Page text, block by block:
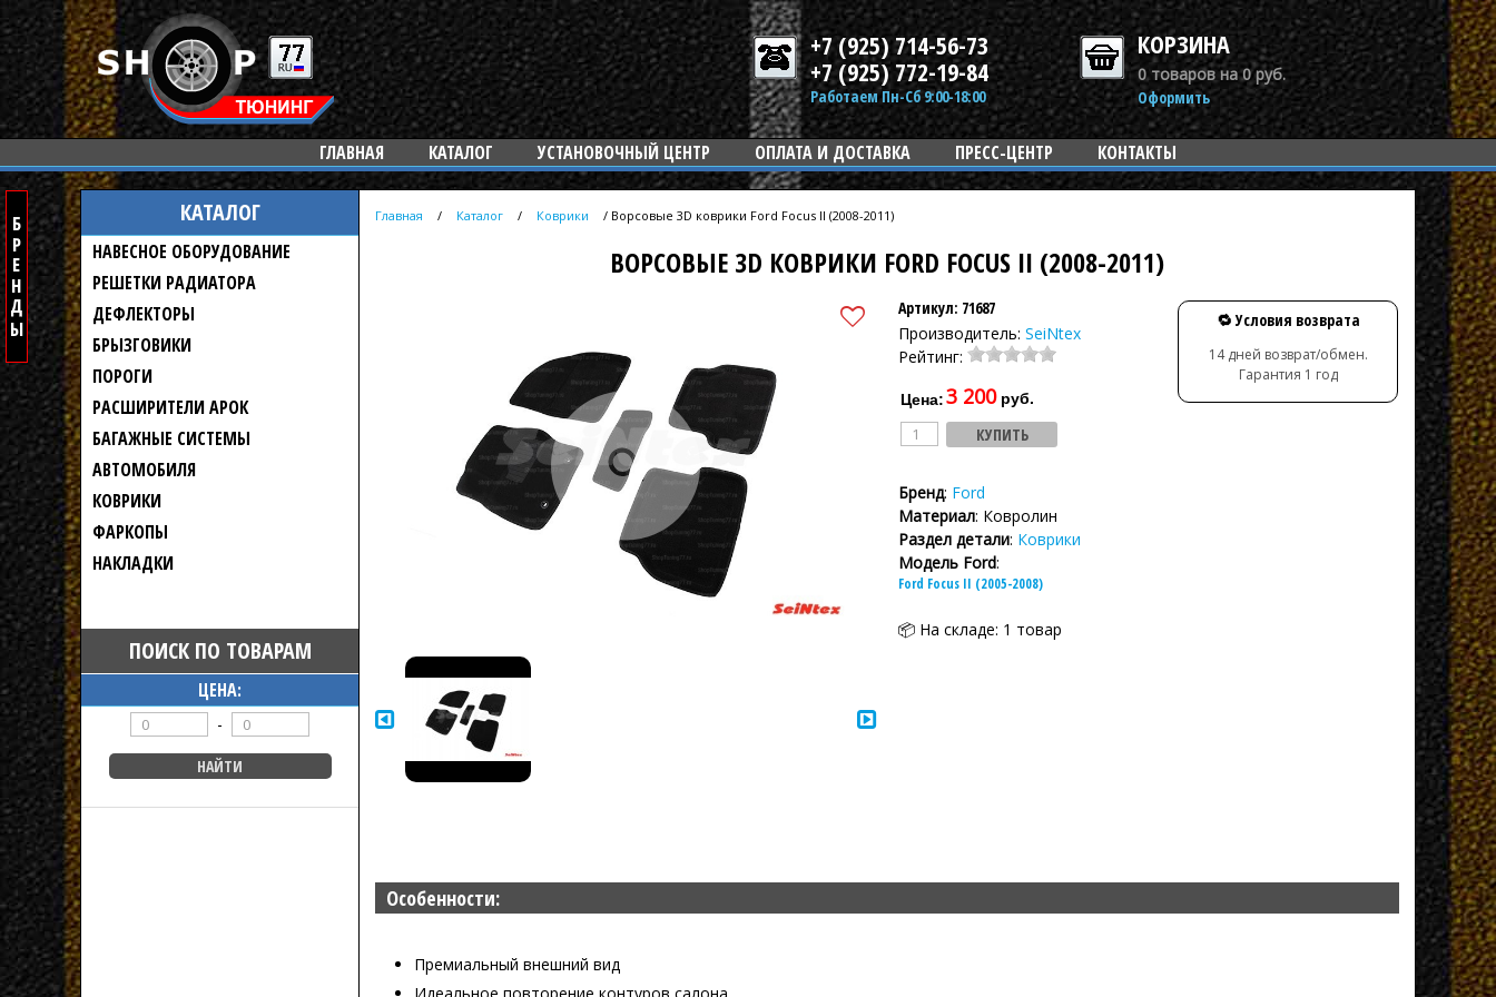
+7 (925) 714-56-73
+7 (925) 772-19-84
Работаем Пн-Сб 9:00-18:00
КОРЗИНА
0 товаров на 0 руб.
Оформить
ГЛАВНАЯ КАТАЛОГ УСТАНОВОЧНЫЙ ЦЕНТР ОПЛАТА И ДОСТАВКА ПРЕСС-ЦЕНТР КОНТАКТЫ
КАТАЛОГ
НАВЕСНОЕ ОБОРУДОВАНИЕ
РЕШЕТКИ РАДИАТОРА
ДЕФЛЕКТОРЫ
БРЫЗГОВИКИ
ПОРОГИ
РАСШИРИТЕЛИ АРОК
БАГАЖНЫЕ СИСТЕМЫ
АВТОМОБИЛЯ
КОВРИКИ
ФАРКОПЫ
НАКЛАДКИ
ПОИСК ПО ТОВАРАМ
ЦЕНА:
-
Главная / Каталог / Коврики / Ворсовые 3D коврики Ford Focus II (2008-2011)
ВОРСОВЫЕ 3D КОВРИКИ FORD FOCUS II (2008-2011)
Артикул: 71687
Производитель: SeiNtex
Рейтинг:
Цена:3 200руб.
Бренд: Ford
Материал: Ковролин
Раздел детали: Коврики
Модель Ford:
Ford Focus II (2005-2008)
📦 На складе: 1 товар
🔁 Условия возврата
14 дней возврат/обмен.
Гарантия 1 год
Особенности:
Премиальный внешний вид